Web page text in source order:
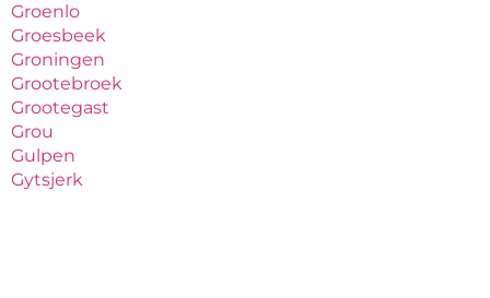
Groenlo
Groesbeek
Groningen
Grootebroek
Grootegast
Grou
Gulpen
Gytsjerk